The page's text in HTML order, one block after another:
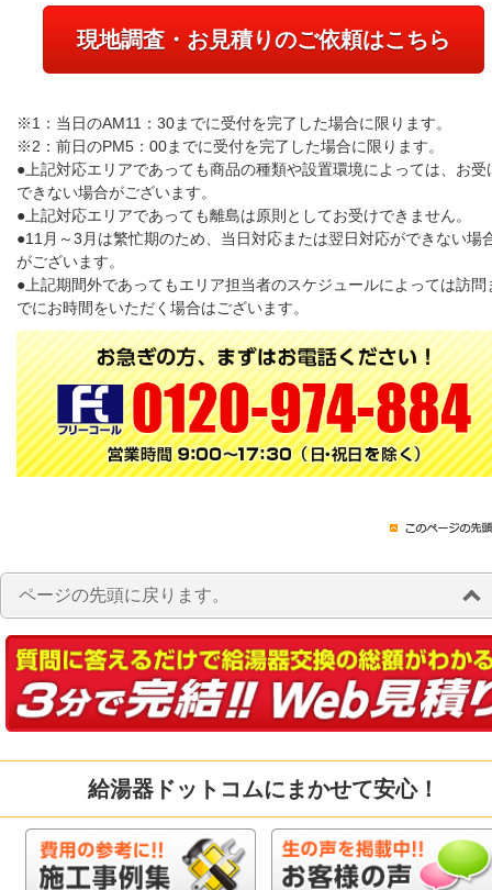
現地調査・お見積りのご依頼はこちら
※1：当日のAM11：30までに受付を完了した場合に限ります。
※2：前日のPM5：00までに受付を完了した場合に限ります。
●上記対応エリアであっても商品の種類や設置環境によっては、お受
できない場合がございます。
●上記対応エリアであっても離島は原則としてお受けできません。
●11月～3月は繁忙期のため、当日対応または翌日対応ができない場
がございます。
●上記期間外であってもエリア担当者のスケジュールによっては訪問
でにお時間をいただく場合はございます。
ページの先頭に戻ります。
給湯器ドットコムにまかせて安心！